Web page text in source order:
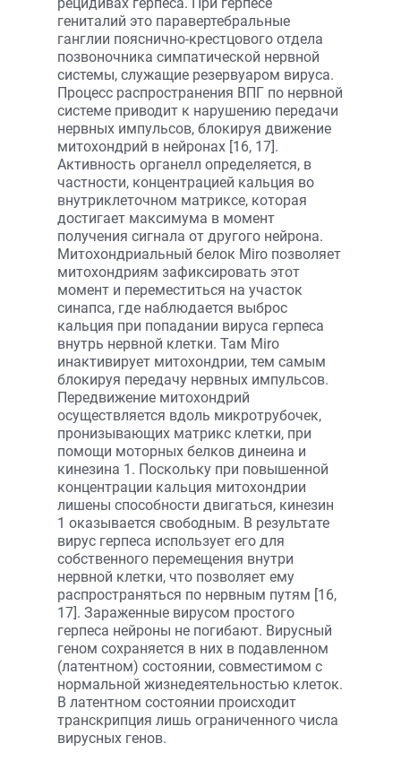
гениталий это паравертебральные
ганглии пояснично-крестцового отдела
позвоночника симпатической нервной
системы, служащие резервуаром вируса.
Процесс распространения ВПГ по нервной
системе приводит к нарушению передачи
нервных импульсов, блокируя движение
митохондрий в нейронах [16, 17].
Активность органелл определяется, в
частности, концентрацией кальция во
внутриклеточном матриксе, которая
достигает максимума в момент
получения сигнала от другого нейрона.
Митохондриальный белок Miro позволяет
митохондриям зафиксировать этот
момент и переместиться на участок
синапса, где наблюдается выброс
кальция при попадании вируса герпеса
внутрь нервной клетки. Там Miro
инактивирует митохондрии, тем самым
блокируя передачу нервных импульсов.
Передвижение митохондрий
осуществляется вдоль микротрубочек,
пронизывающих матрикс клетки, при
помощи моторных белков динеина и
кинезина 1. Поскольку при повышенной
концентрации кальция митохондрии
лишены способности двигаться, кинезин
1 оказывается свободным. В результате
вирус герпеса использует его для
собственного перемещения внутри
нервной клетки, что позволяет ему
распространяться по нервным путям [16,
17]. Зараженные вирусом простого
герпеса нейроны не погибают. Вирусный
геном сохраняется в них в подавленном
(латентном) состоянии, совместимом с
нормальной жизнедеятельностью клеток.
В латентном состоянии происходит
транскрипция лишь ограниченного числа
вирусных генов.